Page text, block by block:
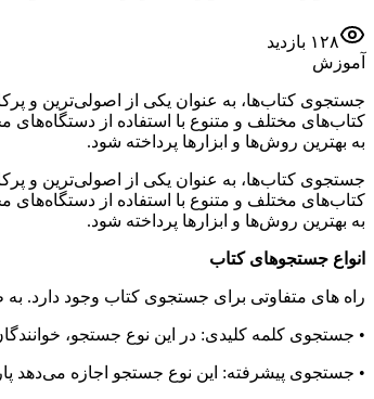
۱۲۸ بازدید
آموزش
جستجوی کتاب‌ها، به عنوان یکی از اصولی‌ترین و
کتاب‌های مختلف و متنوع با استفاده از دستگاه‌های
به بهترین روش‌ها و ابزارها پرداخته شود.
جستجوی کتاب‌ها، به عنوان یکی از اصولی‌ترین و
کتاب‌های مختلف و متنوع با استفاده از دستگاه‌های
به بهترین روش‌ها و ابزارها پرداخته شود.
انواع جستجوهای کتاب
راه های متفاوتی برای جستجوی کتاب وجود دارد.
• جستجوی کلمه کلیدی: در این نوع جستجو،
• جستجوی پیشرفته: این نوع جستجو اجازه می‌دهد